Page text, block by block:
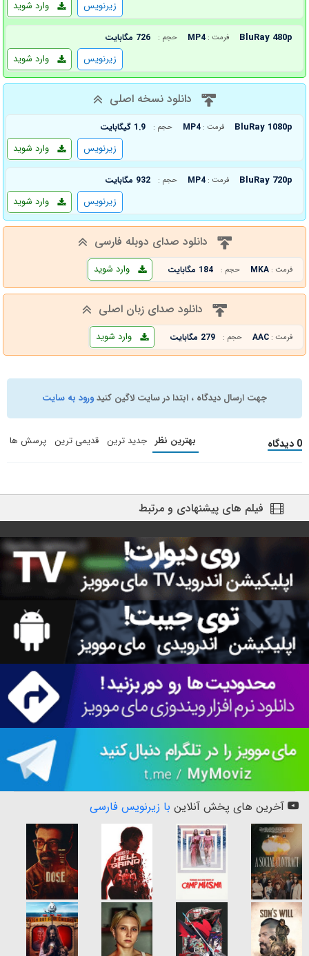
وارد شوید زیرنویس
BluRay 480p فرمت : MP4 حجم : 726 مگابایت
وارد شوید زیرنویس
دانلود نسخه اصلی
BluRay 1080p فرمت : MP4 حجم : 1.9 گیگابایت
وارد شوید زیرنویس
BluRay 720p فرمت : MP4 حجم : 932 مگابایت
وارد شوید زیرنویس
دانلود صدای دوبله فارسی
فرمت : MKA حجم : 184 مگابایت وارد شوید
دانلود صدای زبان اصلی
فرمت : AAC حجم : 279 مگابایت وارد شوید
جهت ارسال دیدگاه ، ابتدا در سایت لاگین کنیدورود به سایت
0 دیدگاه بهترین نظر جدید ترین قدیمی ترین پرسش ها
فیلم های پیشنهادی و مرتبط
آخرین های پخش آنلاین با زیرنویس فارسی